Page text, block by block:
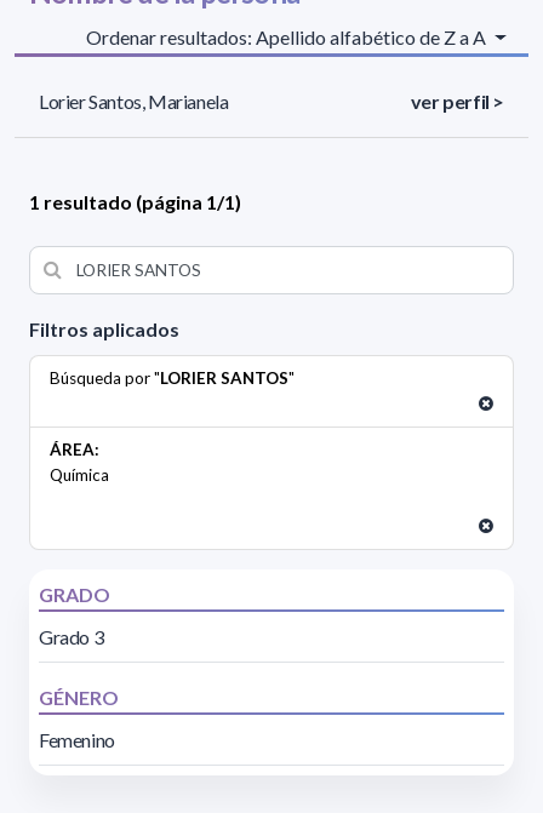
Filtros aplicados
Búsqueda por "LORIER SANTOS"
ÁREA:
Química
GRADO
Grado 3
GÉNERO
Femenino
Ordenar resultados: Apellido alfabético de Z a A
Lorier Santos, Marianela ver perfil >
1 resultado (página 1/1)